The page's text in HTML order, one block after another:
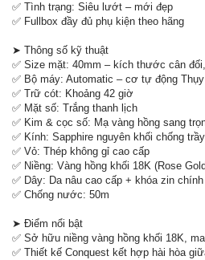
✅ Tình trạng: Siêu lướt – mới đẹp
✅ Fullbox đầy đủ phụ kiện theo hãng
➤ Thông số kỹ thuật
✅ Size mặt: 40mm – kích thước cân
✅ Bộ máy: Automatic – cơ tự động
✅ Trữ cót: Khoảng 42 giờ
✅ Mặt số: Trắng thanh lịch
✅ Kim & cọc số: Mạ vàng hồng sang
✅ Kính: Sapphire nguyên khối chống trầy
✅ Vỏ: Thép không gỉ cao cấp
✅ Niềng: Vàng hồng khối 18K (Rose
✅ Dây: Da nâu cao cấp + khóa zin
✅ Chống nước: 50m
➤ Điểm nổi bật
✅ Sở hữu niềng vàng hồng khối 18K,
✅ Thiết kế Conquest kết hợp hài hòa